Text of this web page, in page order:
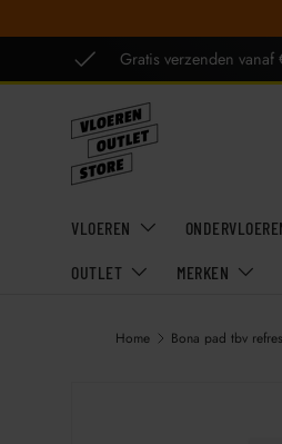
GA NAAR INHOUD
Gratis verzenden vanaf
VLOEREN
OUTLET MERKEN
Home Bona pad tbv